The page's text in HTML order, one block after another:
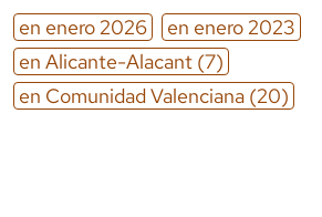
en enero 2026 en enero 2023
en Alicante-Alacant (7)
en Comunidad Valenciana (20)